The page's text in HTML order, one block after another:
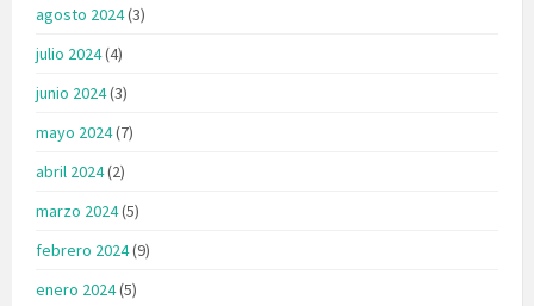
agosto 2024(3)
julio 2024(4)
junio 2024(3)
mayo 2024(7)
abril 2024(2)
marzo 2024(5)
febrero 2024(9)
enero 2024(5)